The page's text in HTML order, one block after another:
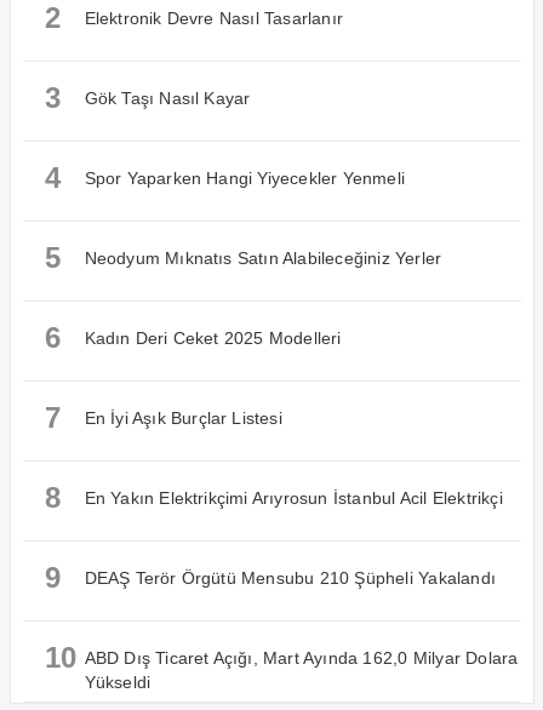
2 Elektronik Devre Nasıl Tasarlanır
3 Gök Taşı Nasıl Kayar
4 Spor Yaparken Hangi Yiyecekler Yenmeli
5 Neodyum Mıknatıs Satın Alabileceğiniz Yerler
6 Kadın Deri Ceket 2025 Modelleri
7 En İyi Aşık Burçlar Listesi
8 En Yakın Elektrikçimi Arıyrosun İstanbul Acil Elektrikçi
9 DEAŞ Terör Örgütü Mensubu 210 Şüpheli Yakalandı
10 ABD Dış Ticaret Açığı, Mart Ayında 162,0 Milyar Dolara
Yükseldi